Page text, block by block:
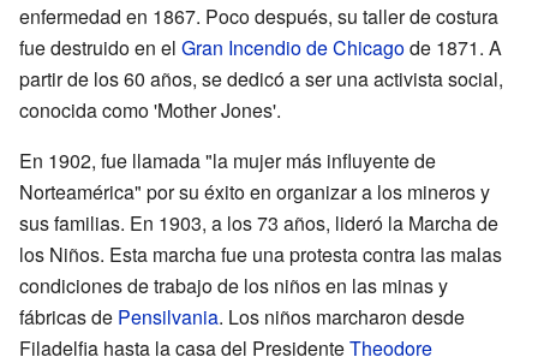
enfermedad en 1867. Poco después, su taller de costura
fue destruido en el Gran Incendio de Chicagode 1871. A
partir de los 60 años, se dedicó a ser una activista social,
conocida como 'Mother Jones'.
En 1902, fue llamada "la mujer más influyente de
Norteamérica" por su éxito en organizar a los mineros y
sus familias. En 1903, a los 73 años, lideró la Marcha de
los Niños. Esta marcha fue una protesta contra las malas
condiciones de trabajo de los niños en las minas y
fábricas de Pensilvania. Los niños marcharon desde
Filadelfia hasta la casa del PresidenteTheodore